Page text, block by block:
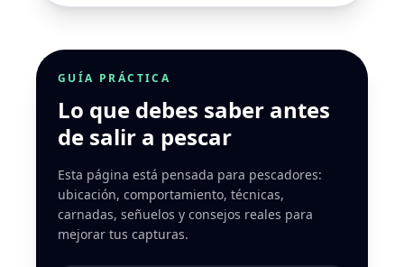
GUÍA PRÁCTICA
Lo que debes saber antes
de salir a pescar
Esta página está pensada para pescadores:
ubicación, comportamiento, técnicas,
carnadas, señuelos y consejos reales para
mejorar tus capturas.